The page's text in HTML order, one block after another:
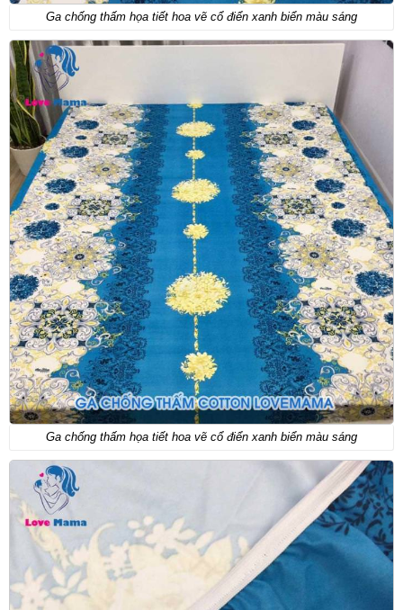
Ga chống thấm họa tiết hoa vẽ cổ điển xanh biển màu sáng
Ga chống thấm họa tiết hoa vẽ cổ điển xanh biển màu sáng